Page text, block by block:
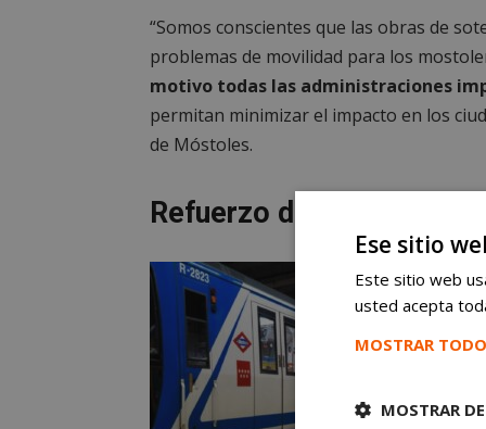
“Somos conscientes que las obras de
problemas de movilidad para los
motivo todas las administraciones
permitan minimizar el impacto en los
de Móstoles.
Refuerzo del transporte
Ese sitio
Este sitio web
usted acepta
MOSTRAR
MOSTRAR